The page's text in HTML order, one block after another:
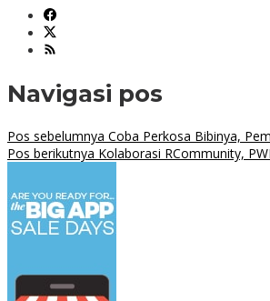
Navigasi pos
Pos sebelumnya Coba Perkosa Bibinya,
Pos berikutnya Kolaborasi RCommunity,